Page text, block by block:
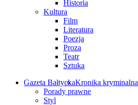
Historia
Kultura
Film
Literatura
Poezja
Proza
Teatr
Sztuka
Gazeta BałtyckaKronika kryminalna
Porady prawne
Styl